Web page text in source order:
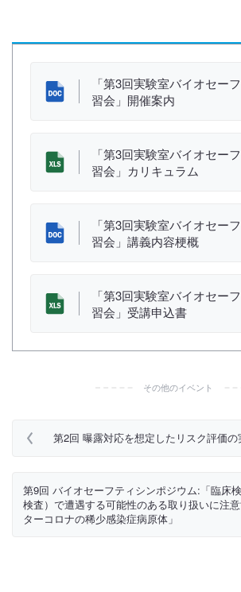
「第3回実験室バイオセー
習会」開催案内
「第3回実験室バイオセー
習会」カリキュラム
「第3回実験室バイオセー
習会」講義内容梗概
「第3回実験室バイオセー
習会」受講申込書
その他のイベント
第2回 曝露対応を想定したリスク評価の
第9回 バイオセーフティシンポジウム:「臨床
検査）で遭遇する可能性のある取り扱いに注
ターコロナの稀少感染症病原体」